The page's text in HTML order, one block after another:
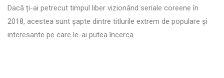
Dacă ți-ai petrecut timpul liber vizionând seriale coreene în
2018, acestea sunt șapte dintre titlurile extrem de populare și
interesante pe care le-ai putea încerca.